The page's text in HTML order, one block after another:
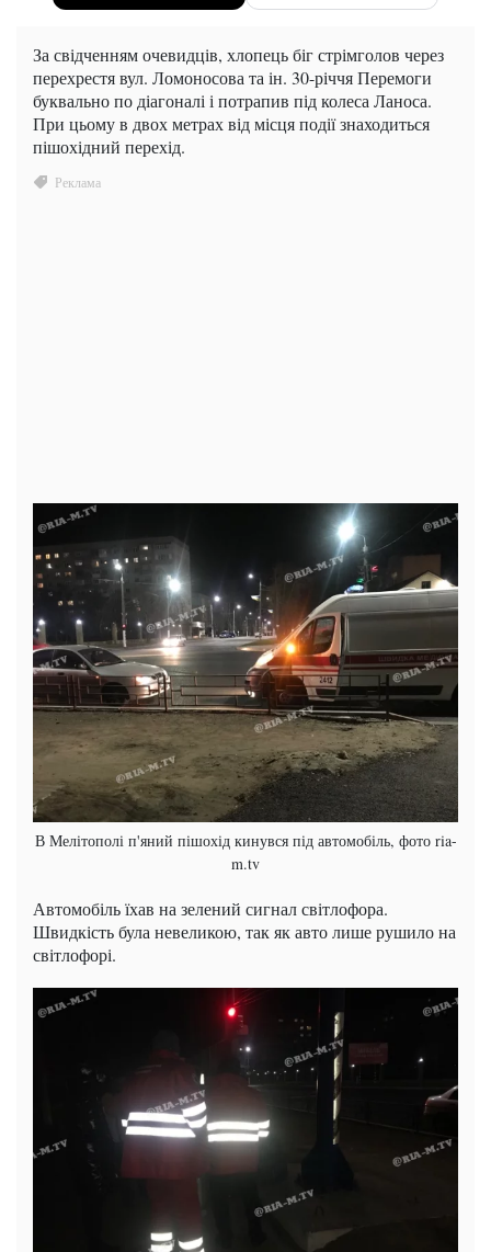
За свідченням очевидців, хлопець біг стрімголов через
перехрестя вул. Ломоносова та ін. 30-річчя Перемоги
буквально по діагоналі і потрапив під колеса Ланоса.
При цьому в двох метрах від місця події знаходиться
пішохідний перехід.
В Мелітополі п'яний пішохід кинувся під автомобіль, фото ria-
m.tv
Автомобіль їхав на зелений сигнал світлофора.
Швидкість була невеликою, так як авто лише рушило на
світлофорі.